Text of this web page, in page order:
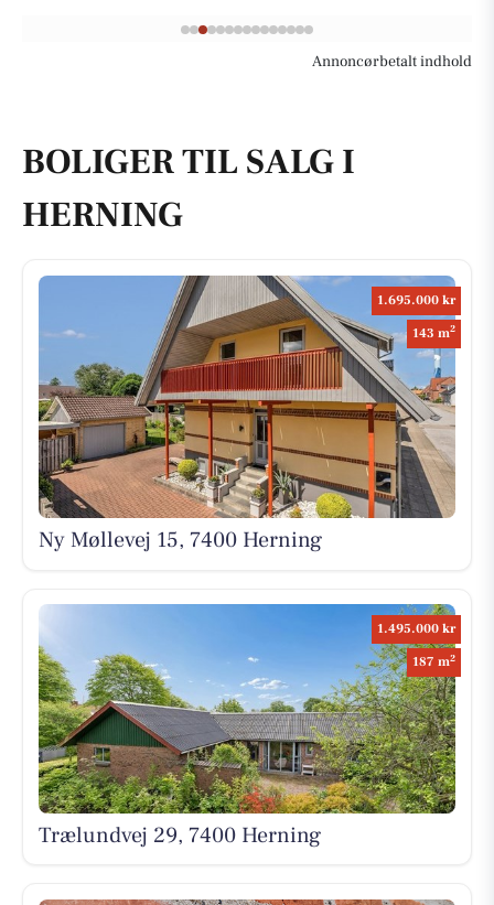
Annoncørbetalt indhold
BOLIGER TIL SALG I
HERNING
1.695.000 kr
143 m2
Ny Møllevej 15, 7400 Herning
1.495.000 kr
187 m2
Trælundvej 29, 7400 Herning